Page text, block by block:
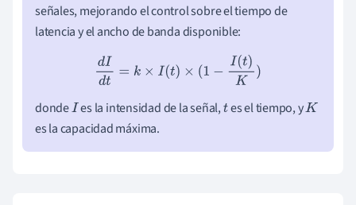
señales, mejorando el control sobre el tiempo de
latencia y el ancho de banda disponible:
d Id t= k×I(t) ×(1 −I(
dondeI es la intensidad de la señal,t es el tiempo, yK
es la capacidad máxima.